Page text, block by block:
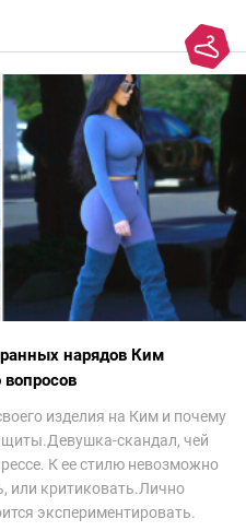
нарядов Ким
изделия на Ким и почему
скандал, чей
К ее стилю невозможно
или критиковать.Лично
экспериментировать.